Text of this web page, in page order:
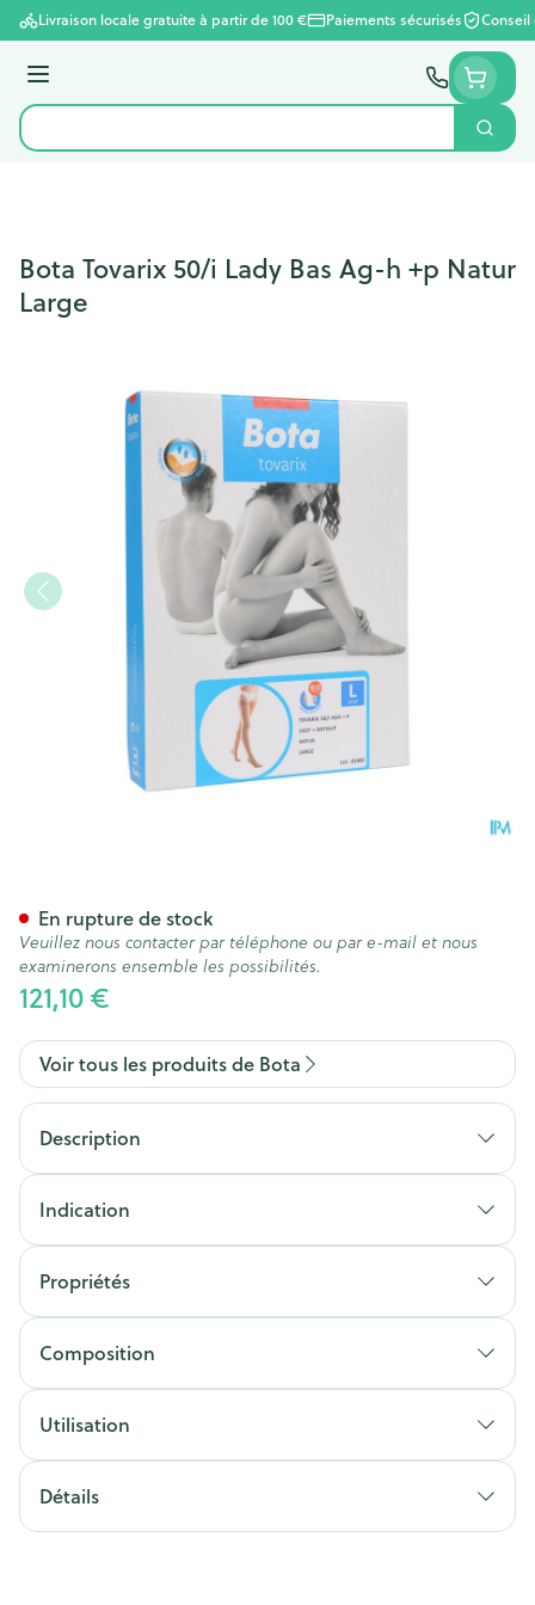
Aller au contenu
Livraison locale gratuite à partir de 100 € Paiements sécurisés
Menu
Rechercher
Bota Tovarix 50/i Lady Bas Ag-h +p Natur
Large
121,10 €
En rupture de stock
Veuillez nous contacter par téléphone ou par e-mail et nous
examinerons ensemble les possibilités.
Voir tous les produits de Bota
Description
Indication
Propriétés
Composition
Utilisation
Détails